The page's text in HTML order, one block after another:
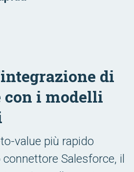
di
con i modelli
value più rapido
Salesforce, il